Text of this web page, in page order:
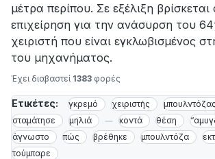
μέτρα περίπου. Σε εξέλιξη
επιχείρηση για την ανάσυρση του
χειριστή που είναι εγκλωβισμένος
του μηχανήματος.
Έχει διαβαστεί 1383 φορές
Ετικέτες: γκρεμό χειριστής μπουλντόζας
σταμάτησε
μηλιά κοντά θέση
άγνωστο
πώς βρέθηκε μπουλντόζα
τούμπαρε